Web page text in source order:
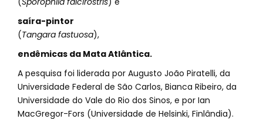
saíra-pintor
(Tangara fastuosa),
endêmicas da Mata Atlântica.
A pesquisa foi liderada por Augusto João Piratelli, da
Universidade Federal de São Carlos, Bianca Ribeiro, da
Universidade do Vale do Rio dos Sinos, e por Ian
MacGregor-Fors (Universidade de Helsinki, Finlândia).